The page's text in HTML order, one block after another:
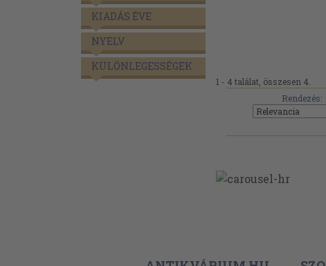
KIADÁS ÉVE
NYELV
KÜLÖNLEGESSÉGEK
1 - 4 találat, összesen 4.
Rendezés: